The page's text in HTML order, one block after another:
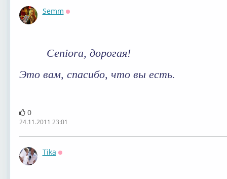
Semm
Ceniora, дорогая!
Это вам, спасибо, что вы есть.
0
24.11.2011 23:01
Tika